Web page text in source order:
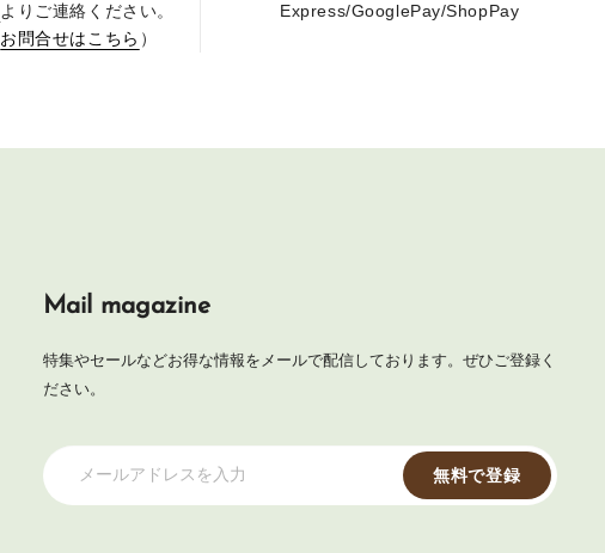
よりご連絡ください。
お問合せはこちら ）
Express/GooglePay/ShopPay
Mail magazine
特集やセールなどお得な情報をメールで配信しております。ぜひご登録く
ださい。
メールアドレスを入力 無料で登録